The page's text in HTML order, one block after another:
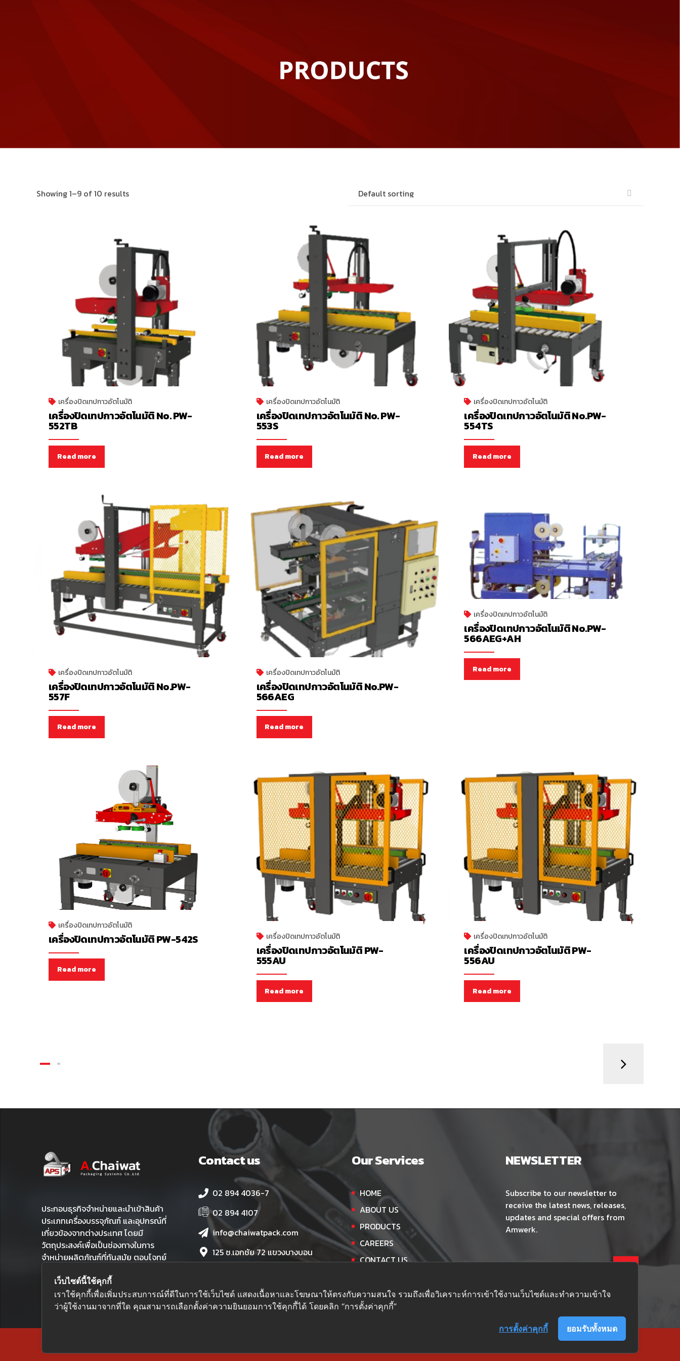
Showing 1–9 of 10 results
เครื่องปิดเทปกาวอัตโนมัติ
เครื่องปิดเทปกาวอัตโนมัติ No. PW-
552TB
Read more
เครื่องปิดเทปกาวอัตโนมัติ
เครื่องปิดเทปกาวอัตโนมัติ No. PW-
553S
Read more
เครื่องปิดเทปกาวอัตโนมัติ
เครื่องปิดเทปกาวอัตโนมัติ No.PW-
554TS
Read more
เครื่องปิดเทปกาวอัตโนมัติ
เครื่องปิดเทปกาวอัตโนมัติ No.PW-
557F
Read more
เครื่องปิดเทปกาวอัตโนมัติ
เครื่องปิดเทปกาวอัตโนมัติ No.PW-
566AEG
Read more
เครื่องปิดเทปกาวอัตโนมัติ
เครื่องปิดเทปกาวอัตโนมัติ No.PW-
566AEG+AH
Read more
เครื่องปิดเทปกาวอัตโนมัติ
เครื่องปิดเทปกาวอัตโนมัติ PW-542S
Read more
เครื่องปิดเทปกาวอัตโนมัติ
เครื่องปิดเทปกาวอัตโนมัติ PW-
555AU
Read more
เครื่องปิดเทปกาวอัตโนมัติ
เครื่องปิดเทปกาวอัตโนมัติ PW-
556AU
Read more
ประกอบธุรกิจจำหน่ายและนำเข้าสินค้า
ประเภทเครื่องบรรจุภัณฑ์ และอุปกรณ์ที่
เกี่ยวข้องจากต่างประเทศ โดยมี
วัตถุประสงค์เพื่อเป็นช่องทางในการ
จำหน่ายผลิตภัณฑ์ที่ทันสมัย ตอบโจทย์
ราคาที่คุ้มค่า
Contact us
02 894 4036-7
02 894 4107
info@chaiwatpack.com
125 ซ.เอกชัย 72 แขวงบางบอน
เขตบางบอน กรุงเทพฯ 10150
Our Services
HOME
ABOUT US
PRODUCTS
CAREERS
CONTACT US
NEWSLETTER
Subscribe to our newsletter to
receive the latest news, releases,
updates and special offers from
Amwerk.
เว็บไซต์นี้ใช้คุกกี้
เราใช้คุกกี้เพื่อเพิ่มประสบการณ์ที่ดีในการใช้เว็บไซต์ แสดงเนื้อหาและโฆษณาให้ตรงกับความสนใจ รวมถึงเพื่อวิเคราะห์การเข้าใช้งานเว็บไซต์และทำความเข้าใจ
ว่าผู้ใช้งานมาจากที่ใด คุณสามารถเลือกตั้งค่าความยินยอมการใช้คุกกี้ได้ โดยคลิก “การตั้งค่าคุกกี้”
ยอมรับทั้งหมด
การตั้งค่าคุกกี้